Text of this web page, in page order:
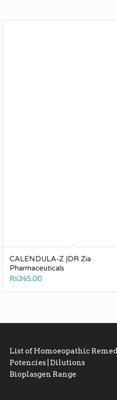
CALENDULA-Z |DR Zia
Pharmaceuticals
₨345.00
List of Homoeopathic
Potencies | Dilutions
Bioplasgen Range